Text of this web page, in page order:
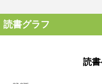
読書グラフ
読